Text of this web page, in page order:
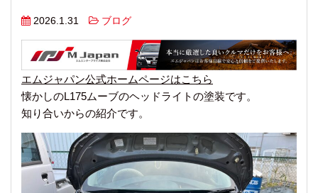
2026.1.31 ブログ
エムジャパン公式ホームページはこちら
懐かしのL175ムーブのヘッドライトの塗装です。
知り合いからの紹介です。